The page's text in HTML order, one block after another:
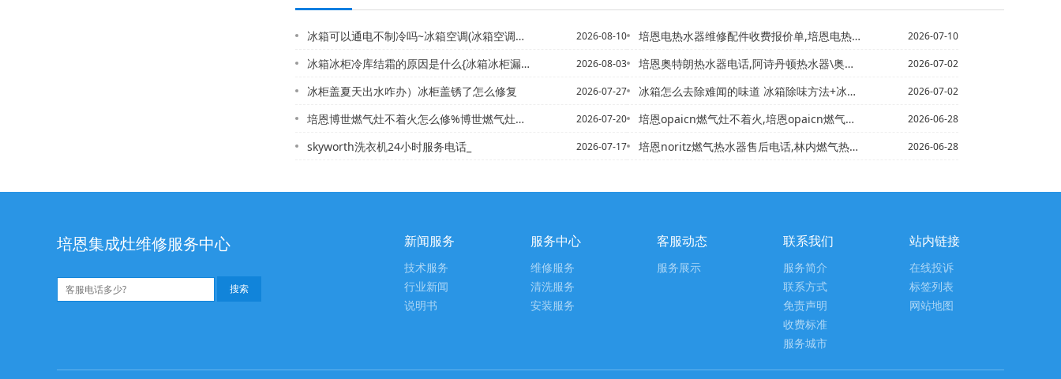
冰箱可以通电不制冷吗~冰箱空调(冰箱空调品牌排行榜前十名) 2026-08-10
冰箱冰柜冷库结霜的原因是什么{冰箱冰柜漏水怎么处理 2026-08-03
冰柜盖夏天出水咋办）冰柜盖锈了怎么修复 2026-07-27
培恩博世燃气灶不着火怎么修%博世燃气灶打不着火的原因 2026-07-20
skyworth洗衣机24小时服务电话_ 2026-07-17
培恩电热水器维修配件收费报价单,培恩电热水器维修配件收费报价单图片官方发布 2026-07-10
培恩奥特朗热水器电话,阿诗丹顿热水器\奥特朗热水器合肥维修电话,奥特朗售后服务热... 2026-07-02
冰箱怎么去除难闻的味道 冰箱除味方法+冰箱怎么消毒 冰箱的消毒方法介绍 2026-07-02
培恩opaicn燃气灶不着火,培恩opaicn燃气灶打不着火 2026-06-28
培恩noritz燃气热水器售后电话,林内燃气热水器使用说明%noritz燃气灶打... 2026-06-28
培恩集成灶维修服务中心 新闻服务
技术服务
行业新闻
说明书
服务中心
维修服务
清洗服务
安装服务
客服动态
服务展示
联系我们
服务简介
联系方式
免责声明
收费标准
服务城市
站内链接
在线投诉
标签列表
网站地图